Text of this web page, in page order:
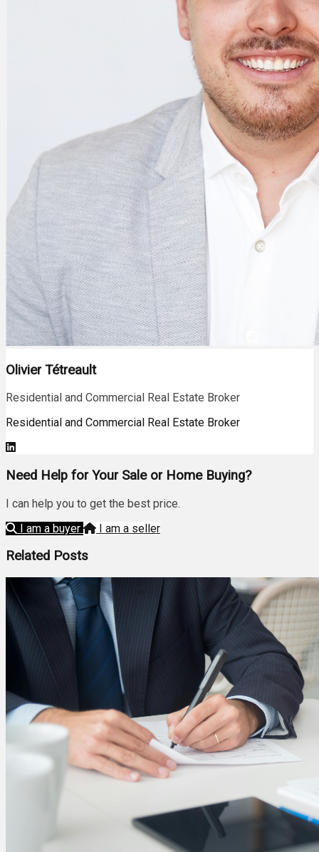
Olivier Tétreault
Residential and Commercial Real Estate Broker
Residential and Commercial Real Estate Broker
Need Help for Your Sale or Home Buying?
I can help you to get the best price.
I am a buyer
I am a seller
Related Posts